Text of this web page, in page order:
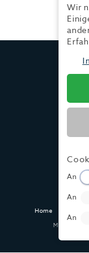
Fax:
Home
Made with
Wir
An
An
An